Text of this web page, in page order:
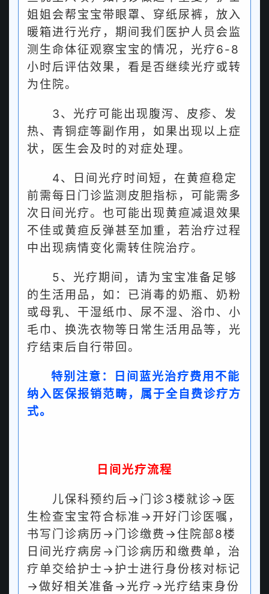
姐姐会帮宝宝带眼罩、穿纸尿裤，放入
暖箱进行光疗，期间我们医护人员会监
测生命体征观察宝宝的情况，光疗6-8
小时后评估效果，看是否继续光疗或转
为住院。
3、光疗可能出现腹泻、皮疹、发
热、青铜症等副作用，如果出现以上症
状，医生会及时的对症处理。
4、日间光疗时间短，在黄疸稳定
前需每日门诊监测皮胆指标，可能需多
次日间光疗。也可能出现黄疸减退效果
不佳或黄疸反弹甚至加重，若治疗过程
中出现病情变化需转住院治疗。
5、光疗期间，请为宝宝准备足够
的生活用品，如：已消毒的奶瓶、奶粉
或母乳、干湿纸巾、尿不湿、浴巾、小
毛巾、换洗衣物等日常生活用品等，光
疗结束后自行带回。
特别注意：日间蓝光治疗费用不能
纳入医保报销范畴，属于全自费诊疗方
式。
日间光疗流程
儿保科预约后→门诊3楼就诊→医
生检查宝宝符合标准→开好门诊医嘱，
书写门诊病历→门诊缴费→住院部8楼
日间光疗病房→门诊病历和缴费单，治
疗单交给护士→护士进行身份核对标记
→做好相关准备→光疗→光疗结束身份